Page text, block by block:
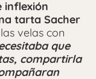
inflexión
tarta Sacher
velas con
que
compartirla